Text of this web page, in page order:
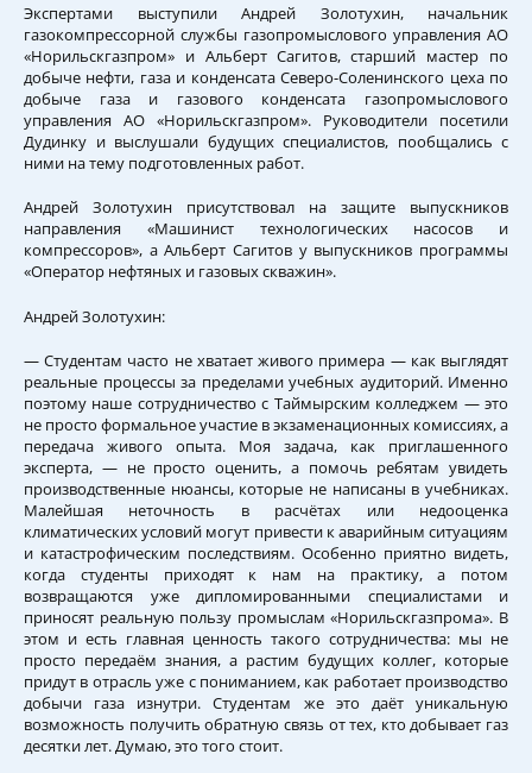
Экспертами выступили Андрей Золотухин, начальник
газокомпрессорной службы газопромыслового управления АО
«Норильскгазпром» и Альберт Сагитов, старший мастер по
добыче нефти, газа и конденсата Северо-Соленинского цеха по
добыче газа и газового конденсата газопромыслового
управления АО «Норильскгазпром». Руководители посетили
Дудинку и выслушали будущих специалистов, пообщались с
ними на тему подготовленных работ.
Андрей Золотухин присутствовал на защите выпускников
направления «Машинист технологических насосов и
компрессоров», а Альберт Сагитов у выпускников программы
«Оператор нефтяных и газовых скважин».
Андрей Золотухин:
— Студентам часто не хватает живого примера — как выглядят
реальные процессы за пределами учебных аудиторий. Именно
поэтому наше сотрудничество с Таймырским колледжем — это
не просто формальное участие в экзаменационных комиссиях, а
передача живого опыта. Моя задача, как приглашенного
эксперта, — не просто оценить, а помочь ребятам увидеть
производственные нюансы, которые не написаны в учебниках.
Малейшая неточность в расчётах или недооценка
климатических условий могут привести к аварийным ситуациям
и катастрофическим последствиям. Особенно приятно видеть,
когда студенты приходят к нам на практику, а потом
возвращаются уже дипломированными специалистами и
приносят реальную пользу промыслам «Норильскгазпрома». В
этом и есть главная ценность такого сотрудничества: мы не
просто передаём знания, а растим будущих коллег, которые
придут в отрасль уже с пониманием, как работает производство
добычи газа изнутри. Студентам же это даёт уникальную
возможность получить обратную связь от тех, кто добывает газ
десятки лет. Думаю, это того стоит.